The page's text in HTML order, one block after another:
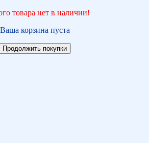
товара нет в наличии!
Ваша корзина пуста